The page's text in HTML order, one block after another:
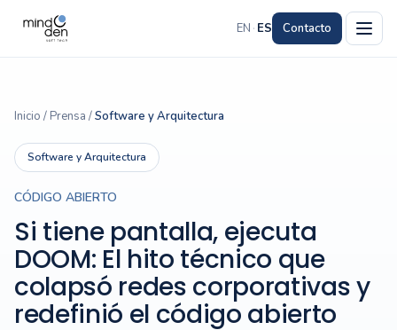
EN · ES Contacto
Inicio / Prensa /Software y Arquitectura
Software y Arquitectura
CÓDIGO ABIERTO
Si tiene pantalla, ejecuta
DOOM: El hito técnico que
colapsó redes corporativas y
redefinió el código abierto